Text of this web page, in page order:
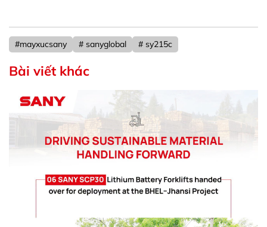
#mayxucsany # sanyglobal # sy215c
Bài viết khác